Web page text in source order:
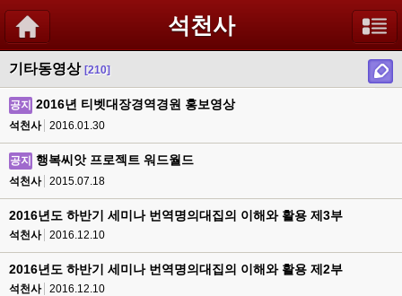
석천사
기타동영상 [210]
공지 2016년 티벳대장경역경원 홍보영상
석천사 2016.01.30
공지 행복씨앗 프로젝트 워드월드
석천사 2015.07.18
2016년도 하반기 세미나 번역명의대집의 이해와 활용 제3부
석천사 2016.12.10
2016년도 하반기 세미나 번역명의대집의 이해와 활용 제2부
석천사 2016.12.10